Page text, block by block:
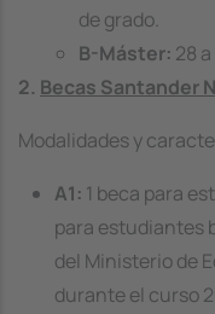
de grado.
B-Máster: 28
2. Becas Santander
Modalidades y
A1: 1 beca para
para estudiantes
del Ministerio de
durante el curso